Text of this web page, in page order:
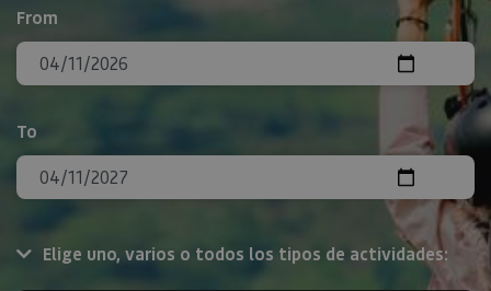
From
To
Elige uno, varios o todos los tipos de actividades: